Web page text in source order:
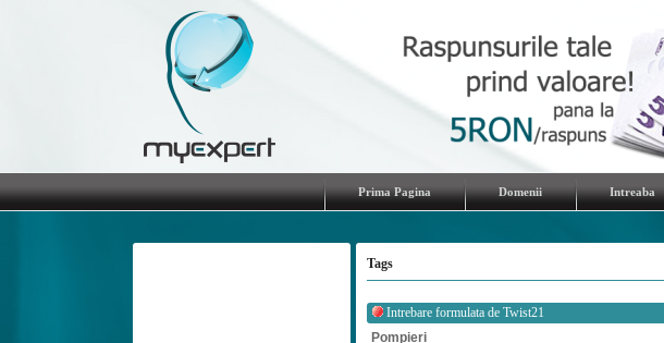
Prima Pagina Domenii Intreaba
Tags
Intrebare formulata de Twist21
Pompieri